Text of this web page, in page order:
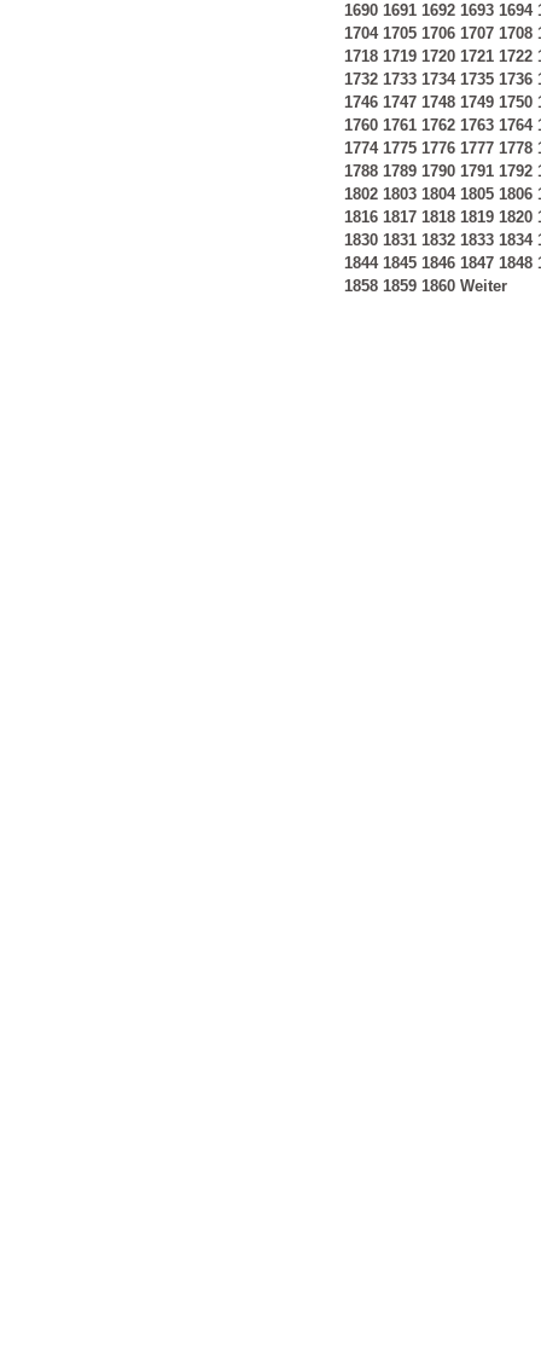
1690 1691 1692 1693 1694
1704 1705 1706 1707 1708
1718 1719 1720 1721 1722
1732 1733 1734 1735 1736
1746 1747 1748 1749 1750
1760 1761 1762 1763 1764
1774 1775 1776 1777 1778
1788 1789 1790 1791 1792
1802 1803 1804 1805 1806
1816 1817 1818 1819 1820
1830 1831 1832 1833 1834
1844 1845 1846 1847 1848
1858 1859 1860 Weiter